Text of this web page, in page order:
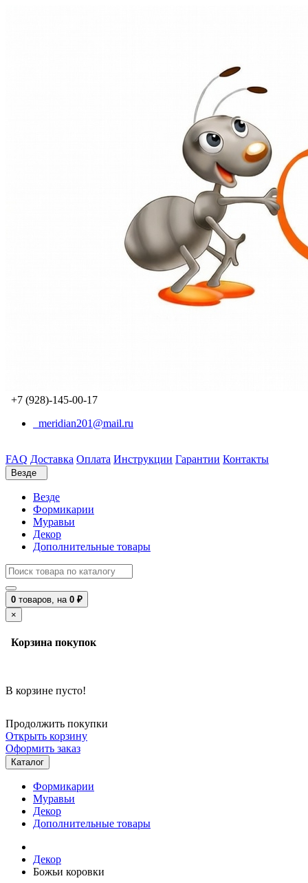
+7 (928)-145-00-17
meridian201@mail.ru
FAQ Доставка Оплата Инструкции Гарантии Контакты
Везде
Везде
Формикарии
Муравьи
Декор
Дополнительные товары
0 товаров, на 0 ₽
×
Корзина покупок
В корзине пусто!
Продолжить покупки
Открыть корзину
Оформить заказ
Каталог
Формикарии
Муравьи
Декор
Дополнительные товары
Декор
Божьи коровки